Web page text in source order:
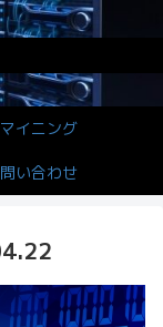
マイニング
問い合わせ